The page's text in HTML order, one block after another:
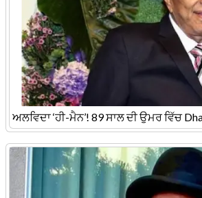
ਅਲਵਿਦਾ ‘ਹੀ-ਮੈਨ’! 89 ਸਾਲ ਦੀ ਉਮਰ ਵਿੱਚ